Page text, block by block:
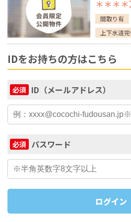
＊＊＊＊
間取り有
上下水道
IDをお持ちの方はこちら
必須 ID（メールアドレス）
必須 パスワード
ログイン